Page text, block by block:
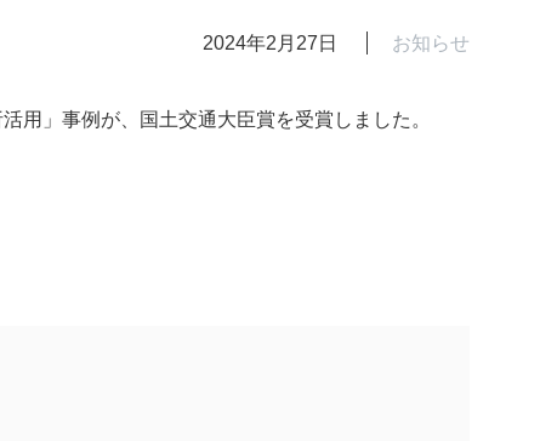
2024年2月27日 お知らせ
用」事例が、国土交通大臣賞を受賞しました。